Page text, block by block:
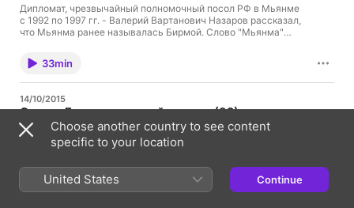
Дипломат, чрезвычайный полномочный посол РФ в Мьянме
с 1992 по 1997 гг. - Валерий Вартанович Назаров рассказал,
что Мьянма ранее называлась Бирмой. Слово "Мьянма"
"Мья", имеющим значение "изумруд"…
33min
14/10/2015
Сирия. Доисторический период (92)
Около 10 тыс. лет до н. э. Сирия стала одним из центров
докерамического неолита A, где впервые в мире появились
скотоводство и земледелие. Для последующего
докерамического неолита B характерны прямоугольные
дома Мурейбетской культуры. В эпоху докерамического
неолита местные жители использовали сосуды из камня,
38min
Choose another country to see content
specific to your location
United States Continue